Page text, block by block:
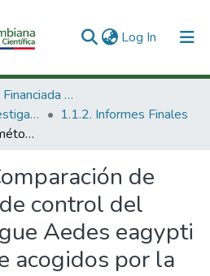
Log In (current)
1. Investigación Financiada con Recursos Públicos
1.1 Productos de investigación
1.1.2. Informes Finales
Comparación de dos métodos de control del vector de dengue Aedes eagypti que pueden se acogidos por la comunidad
de
control del
Aedes eagypti
acogidos por la